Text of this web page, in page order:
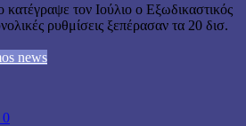
τον Ιούλιο ο Εξωδικαστικός
ρυθμίσεις ξεπέρασαν τα 20 δισ.
news
0